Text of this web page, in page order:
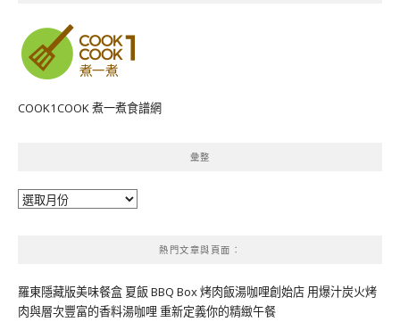
COOK1COOK 煮一煮食譜網
彙整
彙
熱門文章與頁面︰
羅東隱藏版美味餐盒 夏飯 BBQ Box 烤肉飯湯咖哩創始店 用爆汁炭火烤
肉與層次豐富的香料湯咖哩 重新定義你的精緻午餐